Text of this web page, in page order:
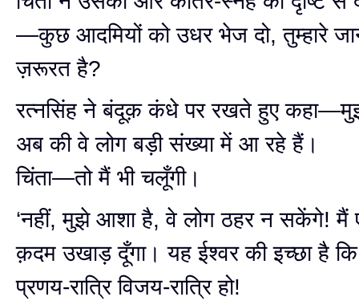
—कुछ आदमियों को उधर भेज दो, तुम्हारे
ज़रूरत है?
रत्नसिंह ने बंदूक़ कंधे पर रखते हुए
अब की वे लोग बड़ी संख्या में आ रहे हैं।
चिंता—तो मैं भी चलूँगी।
‘नहीं, मुझे आशा है, वे लोग ठहर न सकेंगे! मैं
क़दम उखाड़ दूँगा। यह ईश्वर की इच्छा है कि
प्रणय-रात्रि विजय-रात्रि हो!